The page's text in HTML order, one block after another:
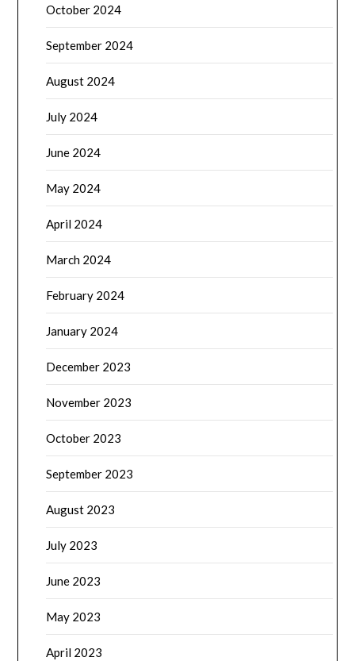
October 2024
September 2024
August 2024
July 2024
June 2024
May 2024
April 2024
March 2024
February 2024
January 2024
December 2023
November 2023
October 2023
September 2023
August 2023
July 2023
June 2023
May 2023
April 2023